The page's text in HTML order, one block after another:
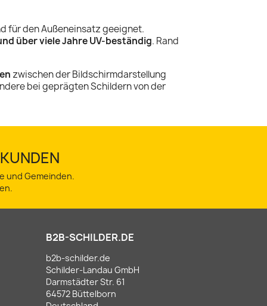
für den Außeneinsatz geeignet.
über viele Jahre UV-beständig. Rand
zwischen der Bildschirmdarstellung
bei geprägten Schildern von der
und Gemeinden.
B2B-SCHILDER.DE
b2b-schilder.de
Schilder-Landau GmbH
Darmstädter Str. 61
64572 Büttelborn